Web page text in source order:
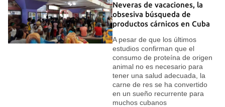
Neveras de vacaciones, la
obsesiva búsqueda de
productos cárnicos en Cuba
A pesar de que los últimos
estudios confirman que el
consumo de proteína de origen
animal no es necesario para
tener una salud adecuada, la
carne de res se ha convertido
en un sueño recurrente para
muchos cubanos